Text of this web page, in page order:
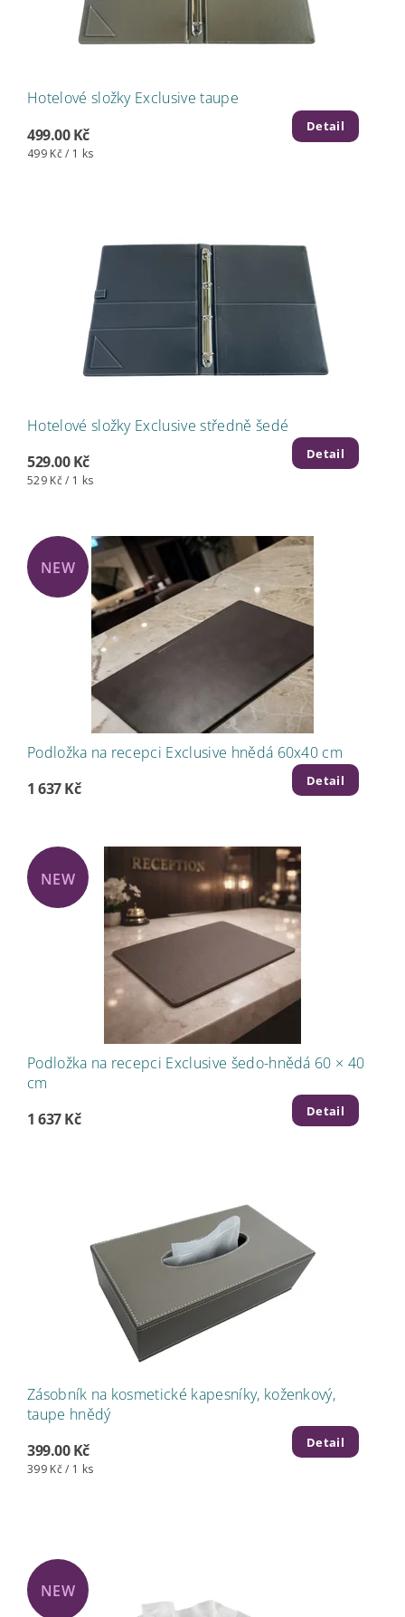
Hotelové složky Exclusive taupe
499.00 Kč
499 Kč / 1 ks
Detail
Hotelové složky Exclusive středně šedé
529.00 Kč
529 Kč / 1 ks
Detail
NEW
Podložka na recepci Exclusive hnědá 60x40 cm
1 637 Kč
Detail
NEW
Podložka na recepci Exclusive šedo-hnědá 60 × 40
cm
1 637 Kč
Detail
Zásobník na kosmetické kapesníky, koženkový,
taupe hnědý
399.00 Kč
399 Kč / 1 ks
Detail
NEW